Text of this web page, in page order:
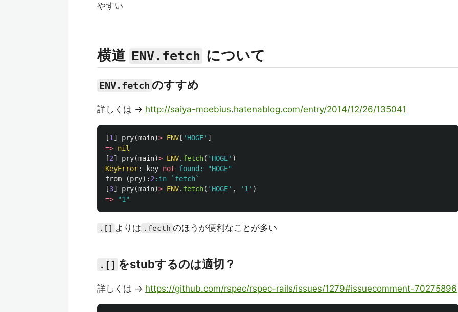
やすい
横道 ENV.fetch について
ENV.fetch のすすめ
詳しくは -> http://saiya-moebius.hatenablog.com/entry/2014/12/26/135041
[1 ] pry(main)> ENV [ 'HOGE' ]
=> nil
[2] pry(main)> ENV. fetch( 'HOGE' )
KeyError: key not found:
"HOGE"
from
(pry): 2 :in
`fetch`
[3] pry(main)> ENV. fetch( 'HOGE' , '1' )
=>
"1"
.[] よりは .fecth のほうが便利なことが多い
.[] をstubするのは適切？
詳しくは -> https://github.com/rspec/rspec-rails/issues/1279#issuecomment-70275896